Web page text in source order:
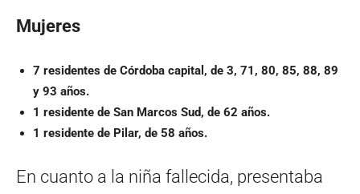
Mujeres
7 residentes de Córdoba capital, de 3, 71, 80, 85, 88, 89
y 93 años.
1 residente de San Marcos Sud, de 62 años.
1 residente de Pilar, de 58 años.
En cuanto a la niña fallecida, presentaba